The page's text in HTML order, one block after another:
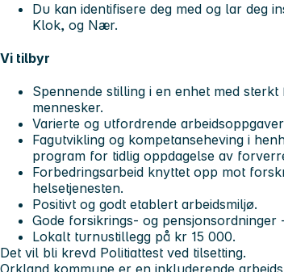
Du kan identifisere deg med og lar deg
Klok, og Nær.
Vi tilbyr
Spennende stilling i en enhet med
mennesker.
Varierte og utfordrende
Fagutvikling og kompetanseheving i
program for tidlig oppdagelse av
Forbedringsarbeid knyttet opp mot
helsetjenesten.
Positivt og godt etablert arbeidsmiljø.
Gode forsikrings- og pensjonsordninger
Lokalt turnustillegg på kr 15 000.
Det vil bli krevd Politiattest ved tilsetting.